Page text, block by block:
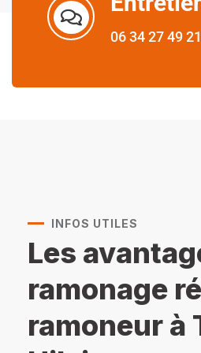
06 34 27 49 21
INFOS UTILES
Les
ramonage
ramoneur à